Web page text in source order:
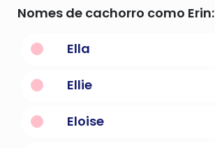
Nomes de cachorro como Erin:
Ella
Ellie
com El
Eloise